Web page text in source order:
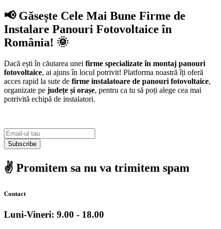
📢 Găsește Cele Mai Bune Firme de
Instalare Panouri Fotovoltaice în
România! 🌞
Dacă ești în căutarea unei firme specializate în montaj panouri
fotovoltaice, ai ajuns în locul potrivit! Platforma noastră îți oferă
acces rapid la sute de firme instalatoare de panouri fotovoltaice,
organizate pe județe și orașe, pentru ca tu să poți alege cea mai
potrivită echipă de instalatori.
Subscribe
✌️ Promitem sa nu va trimitem spam
Contact
Luni-Vineri: 9.00 - 18.00